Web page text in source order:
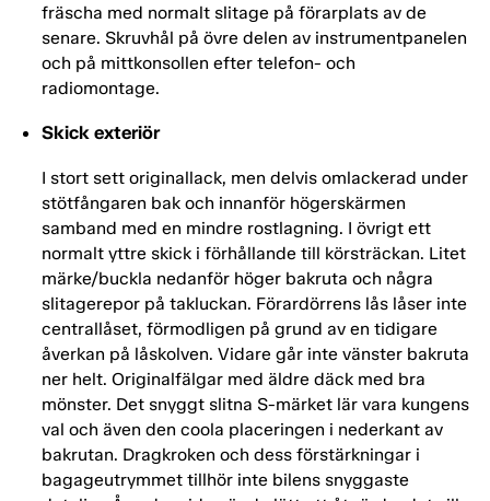
fräscha med normalt slitage på förarplats av de
senare. Skruvhål på övre delen av instrumentpanelen
och på mittkonsollen efter telefon- och
radiomontage.
Skick exteriör
I stort sett originallack, men delvis omlackerad under
stötfångaren bak och innanför högerskärmen
samband med en mindre rostlagning. I övrigt ett
normalt yttre skick i förhållande till körsträckan. Litet
märke/buckla nedanför höger bakruta och några
slitagerepor på takluckan. Förardörrens lås låser inte
centrallåset, förmodligen på grund av en tidigare
åverkan på låskolven. Vidare går inte vänster bakruta
ner helt. Originalfälgar med äldre däck med bra
mönster. Det snyggt slitna S-märket lär vara kungens
val och även den coola placeringen i nederkant av
bakrutan. Dragkroken och dess förstärkningar i
bagageutrymmet tillhör inte bilens snyggaste